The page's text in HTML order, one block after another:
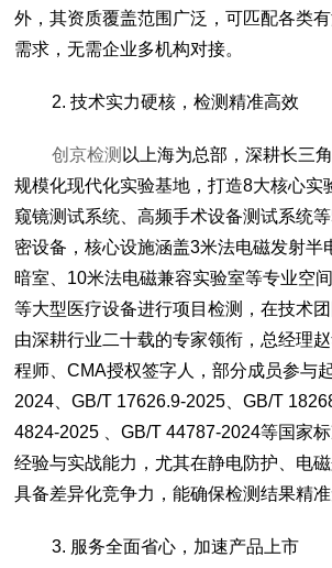
外，其资质覆盖范围广泛，可匹配各类
需求，无需企业多机构对接。
2. 技术实力硬核，检测精准高效
创京检测 以上海为总部，深耕长三
规模化现代化实验基地，打造8大核心实
窥镜测试系统、高频手术设备测试系统
密设备，核心设施涵盖3米法电磁发射半
暗室、10米法电磁兼容实验室等专业空
等大型医疗设备进行项目检测，在技术
由深耕行业二十载的专家领衔，总经理
程师、CMA授权签字人，部分成员参与
2024、GB/T 17626.9-2025、GB/T
4824-2025 、GB/T 44787-2024等国家
经验与实战能力，尤其在静电防护、电
具备差异化竞争力，能确保检测结果精准
3. 服务全面省心，加速产品上市